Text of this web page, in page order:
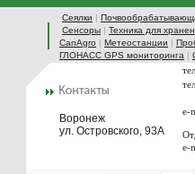
Сеялки |
Сенсоры | Техника для
CanAgro | Метеостанции |
ГЛОНАСС GPS мониторинга |
Воронеж
ул. Островского, 93А
e-
e-